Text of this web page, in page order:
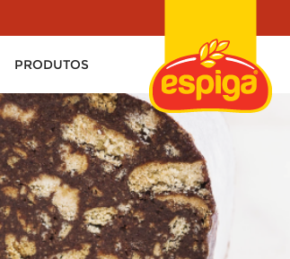
PRODUTOS